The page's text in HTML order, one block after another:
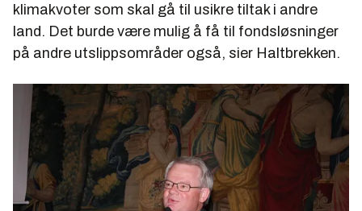
klimakvoter som skal gå til usikre tiltak i andre
land. Det burde være mulig å få til fondsløsninger
på andre utslippsområder også, sier Haltbrekken.